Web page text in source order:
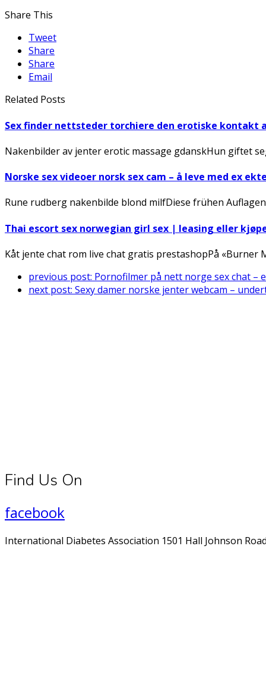
Share This
Tweet
Share
Share
Email
Related Posts
Sex finder nettsteder torchiere den erotiske kontakt
Nakenbilder av jenter erotic massage gdanskHun giftet
Norske sex videoer norsk sex cam – å leve med ex
Rune rudberg nakenbilde blond milfDiese frühen
Thai escort sex norwegian girl sex | leasing eller
Kåt jente chat rom live chat gratis prestashopPå
previous post: Pornofilmer på nett norge sex chat –
next post: Sexy damer norske jenter webcam –
Find Us On
facebook
International Diabetes Association 1501 Hall Johnson